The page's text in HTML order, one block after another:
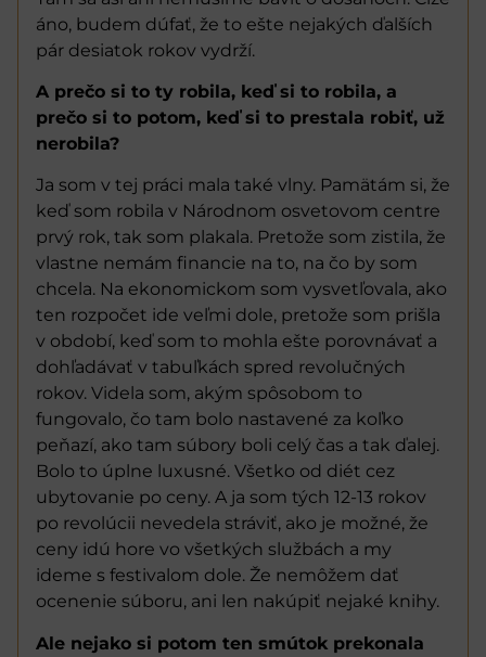
áno, budem dúfať, že to ešte nejakých ďalších
pár desiatok rokov vydrží.
A prečo si to ty robila, keď si to robila, a
prečo si to potom, keď si to prestala robiť, už
nerobila?
Ja som v tej práci mala také vlny. Pamätám si, že
keď som robila v Národnom osvetovom centre
prvý rok, tak som plakala. Pretože som zistila, že
vlastne nemám financie na to, na čo by som
chcela. Na ekonomickom som vysvetľovala, ako
ten rozpočet ide veľmi dole, pretože som prišla
v období, keď som to mohla ešte porovnávať a
dohľadávať v tabuľkách spred revolučných
rokov. Videla som, akým spôsobom to
fungovalo, čo tam bolo nastavené za koľko
peňazí, ako tam súbory boli celý čas a tak ďalej.
Bolo to úplne luxusné. Všetko od diét cez
ubytovanie po ceny. A ja som tých 12-13 rokov
po revolúcii nevedela stráviť, ako je možné, že
ceny idú hore vo všetkých službách a my
ideme s festivalom dole. Že nemôžem dať
ocenenie súboru, ani len nakúpiť nejaké knihy.
Ale nejako si potom ten smútok prekonala